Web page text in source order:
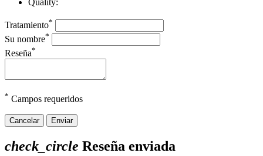
Quality:
Tratamiento*
Su nombre*
Reseña*
* Campos requeridos
Cancelar Enviar
check_circle Reseña enviada